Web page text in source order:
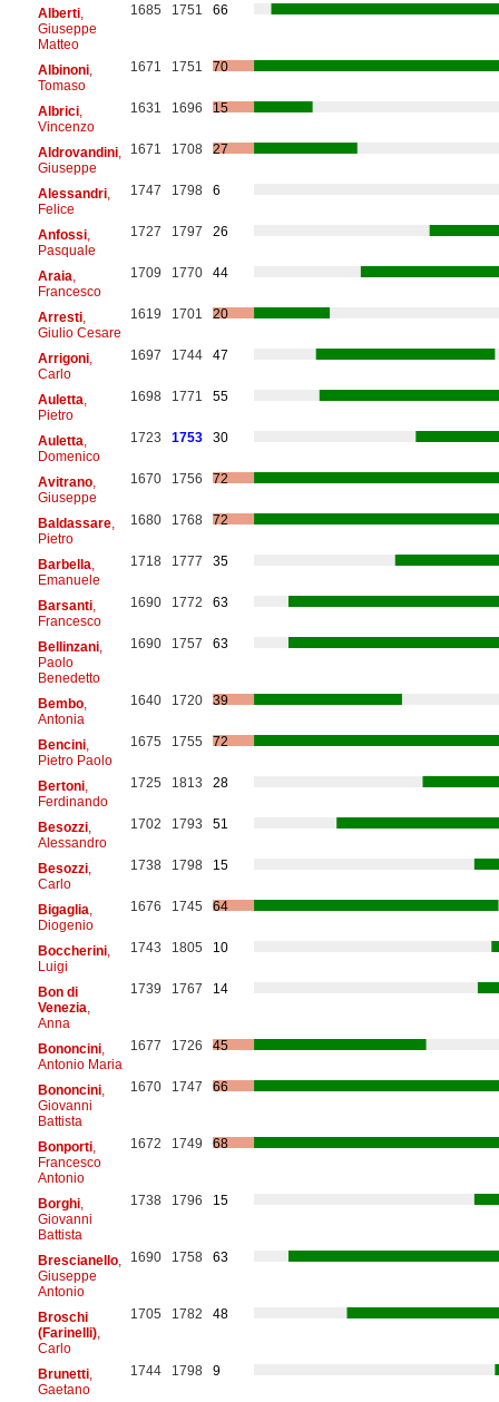
Alberti,
Giuseppe
Matteo
1685 1751 66
Albinoni,
Tomaso
1671 1751 70
Albrici,
Vincenzo
1631 1696 15
Aldrovandini,
Giuseppe
1671 1708 27
Alessandri,
Felice
1747 1798 6
Anfossi,
Pasquale
1727 1797 26
Araia
Francesco
1709 1770 44
Arresti,
Giulio Cesare
1619 1701 20
Arrigoni,
Carlo
1697 1744 47
Auletta
Pietro
1698 1771 55
Auletta
Domenico
1723 1753 30
Avitrano,
Giuseppe
1670 1756 72
Baldassare,
Pietro
1680 1768 72
Barbella
Emanuele
1718 1777 35
Barsanti,
Francesco
1690 1772 63
Bellinzani,
Paolo
Benedetto
1690 1757 63
Bembo,
Antonia
1640 1720 39
Bencini,
Pietro Paolo
1675 1755 72
Bertoni,
Ferdinando
1725 1813 28
Besozzi,
Alessandro
1702 1793 51
Besozzi,
Carlo
1738 1798 15
Bigaglia
Diogenio
1676 1745 64
Boccherini,
Luigi
1743 1805 10
Bon di
Venezia
Anna
1739 1767 14
Bononcini,
Antonio Maria
1677 1726 45
Bononcini,
Giovanni
Battista
1670 1747 66
Bonporti,
Francesco
Antonio
1672 1749 68
Borghi,
Giovanni
Battista
1738 1796 15
Brescianello,
Giuseppe
Antonio
1690 1758 63
Broschi
(Farinelli),
Carlo
1705 1782 48
Brunetti,
Gaetano
1744 1798 9